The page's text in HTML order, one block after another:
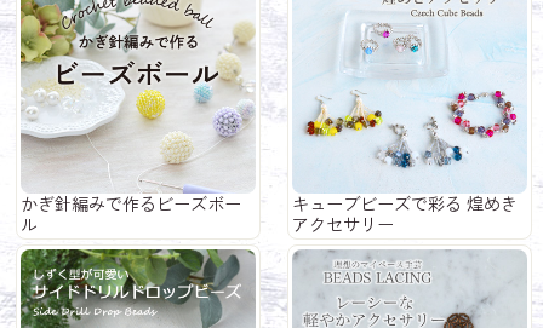
かぎ針編みで作るビーズボー
ル
キューブビーズで彩る 煌めき
アクセサリー